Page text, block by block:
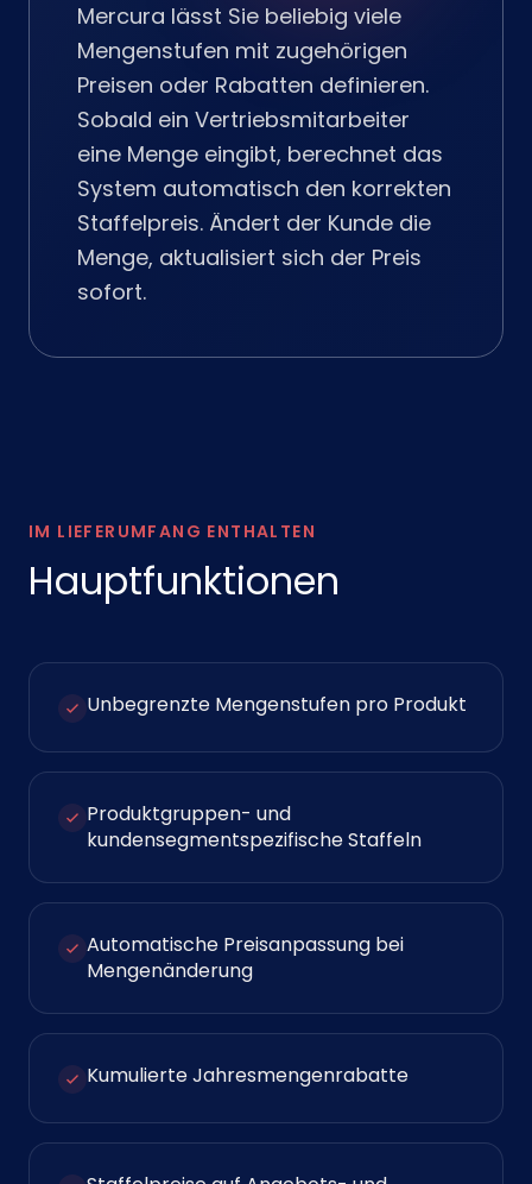
Mercura lässt Sie beliebig viele
Mengenstufen mit zugehörigen
Preisen oder Rabatten definieren.
Sobald ein Vertriebsmitarbeiter
eine Menge eingibt, berechnet das
System automatisch den korrekten
Staffelpreis. Ändert der Kunde die
Menge, aktualisiert sich der Preis
sofort.
IM LIEFERUMFANG ENTHALTEN
Hauptfunktionen
Unbegrenzte Mengenstufen pro Produkt
Produktgruppen- und
kundensegmentspezifische Staffeln
Automatische Preisanpassung bei
Mengenänderung
Kumulierte Jahresmengenrabatte